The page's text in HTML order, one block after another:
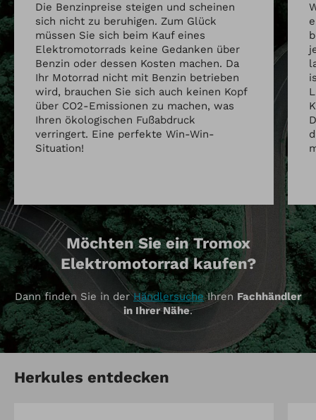
Die Benzinpreise steigen und scheinen
sich nicht zu beruhigen. Zum Glück
müssen Sie sich beim Kauf eines
Elektromotorrads keine Gedanken über
Benzin oder dessen Kosten machen. Da
Ihr Motorrad nicht mit Benzin betrieben
wird, brauchen Sie sich auch keinen Kopf
über CO2-Emissionen zu machen, was
Ihren ökologischen Fußabdruck
verringert. Eine perfekte Win-Win-
Situation!
Möchten Sie ein Tromox
Elektromotorrad kaufen?
Dann finden Sie in derHändlersucheIhren Fachhändler
in Ihrer Nähe.
Herkules entdecken